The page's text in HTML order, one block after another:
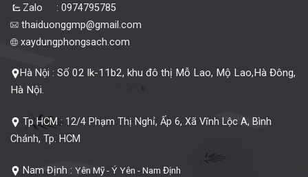
Zalo : 0974795785
thaiduonggmp@gmail.com
xaydungphongsach.com
Hà Nội : Số 02 lk-11b2, khu đô thị Mỗ Lao, Mộ Lao,Hà Đông,
Hà Nội.
Tp HCM : 12/4 Phạm Thị Nghỉ, Ấp 6, Xã Vĩnh Lộc A, Bình
Chánh, Tp. HCM
Nam Định : Yên Mỹ - Ý Yên - Nam Định